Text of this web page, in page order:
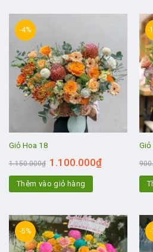
-4%
Giỏ Hoa 18
1.150.000₫ 1.100.000₫
Thêm vào giỏ hàng
-
Giỏ
-5%